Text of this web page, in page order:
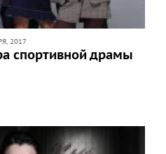
2017
спортивной драмы